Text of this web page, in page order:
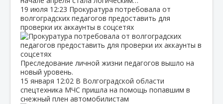
19 июля 12:23 Прокуратура потребовала от
волгоградских педагогов предоставить для
проверки их аккаунты в соцсетях
Преследование личной жизни педагогов вышло на
новый уровень.
15 января 12:02 В Волгоградской области
спецтехника МЧС пришла на помощь попавшим в
снежный плен автомобилистам